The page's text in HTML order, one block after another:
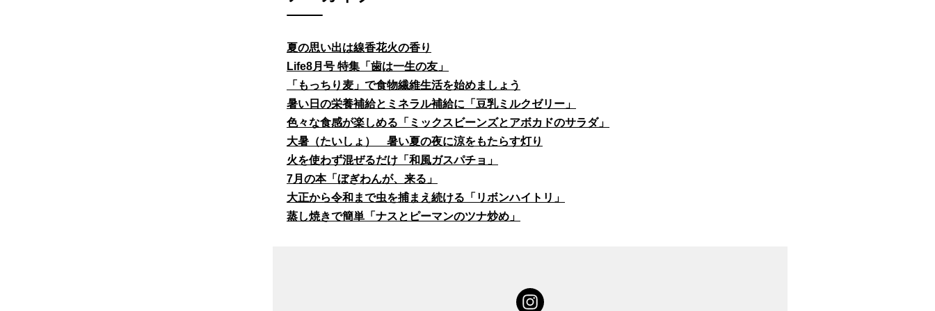
夏の思い出は線香花火の香り
Life8月号 特集「歯は一生の友」
「もっちり麦」で食物繊維生活を始めましょう
暑い日の栄養補給とミネラル補給に「豆乳ミルクゼリー」
色々な食感が楽しめる「ミックスビーンズとアボカドのサラダ」
大暑（たいしょ） 暑い夏の夜に涼をもたらす灯り
火を使わず混ぜるだけ「和風ガスパチョ」
7月の本「ぼぎわんが、来る」
大正から令和まで虫を捕まえ続ける「リボンハイトリ」
蒸し焼きで簡単「ナスとピーマンのツナ炒め」